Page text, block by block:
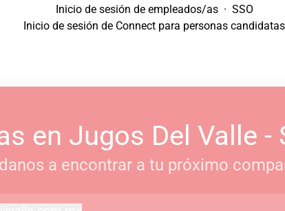
Inicio de sesión de empleados/as · SSO
Inicio de sesión de Connect para personas candidatas
en Jugos Del Valle -
a encontrar a tu próximo